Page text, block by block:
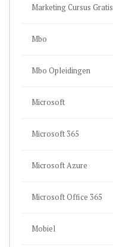
Marketing Cursus Gratis
Mbo
Mbo Opleidingen
Microsoft
Microsoft 365
Microsoft Azure
Microsoft Office 365
Mobiel